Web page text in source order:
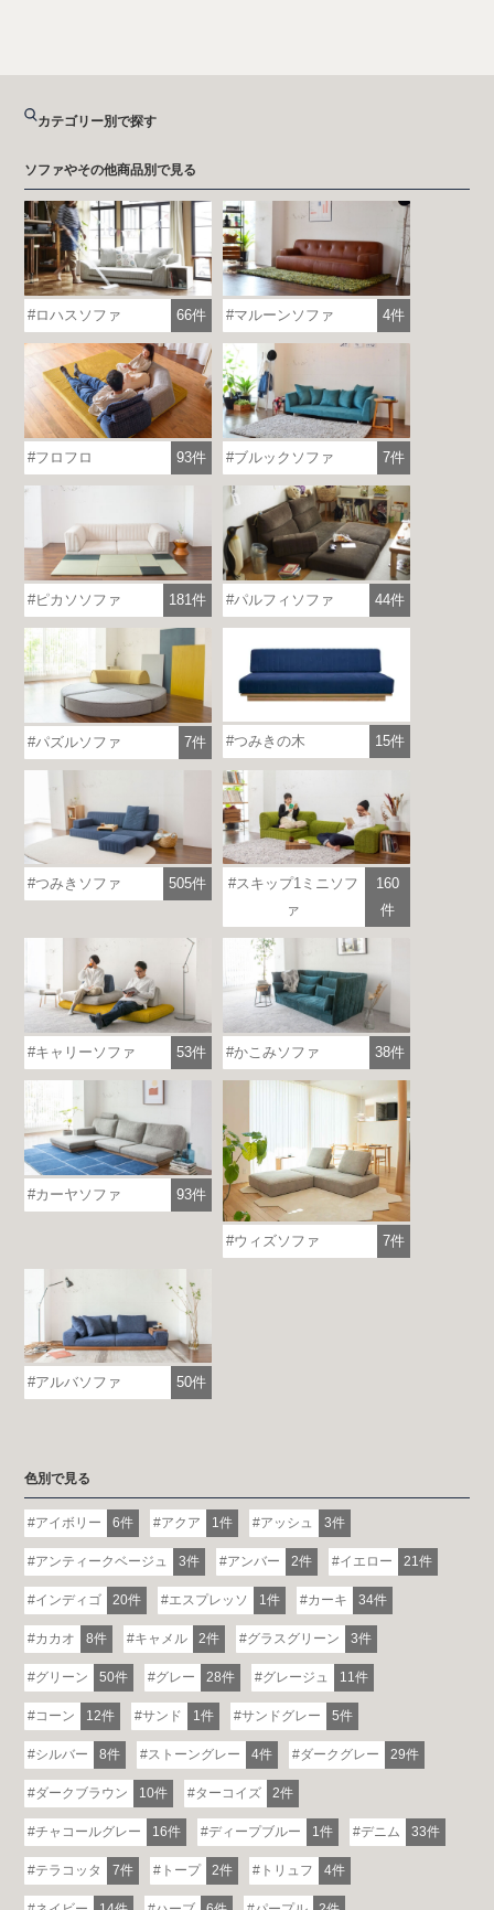
カテゴリー別で探す
ソファやその他商品別で見る
ロハスソファ 66件 マルーンソファ 4件
フロフロ 93件 ブルックソファ 7件
ピカソソファ 181件 パルフィソファ 44件
パズルソファ 7件 つみきの木 15件
つみきソファ 505件
スキップ1ミニソフ
ァ
160
件
キャリーソファ 53件 かこみソファ 38件
カーヤソファ 93件
ウィズソファ 7件
アルバソファ 50件
色別で見る
アイボリー 6件 アクア 1件 アッシュ 3件
アンティークベージュ 3件 アンバー 2件 イエロー 21件
インディゴ 20件 エスプレッソ 1件 カーキ 34件
カカオ 8件 キャメル 2件 グラスグリーン 3件
グリーン 50件 グレー 28件 グレージュ 11件
コーン 12件 サンド 1件 サンドグレー 5件
シルバー 8件 ストーングレー 4件 ダークグレー 29件
ダークブラウン 10件 ターコイズ 2件
チャコールグレー 16件 ディープブルー 1件 デニム 33件
テラコッタ 7件 トープ 2件 トリュフ 4件